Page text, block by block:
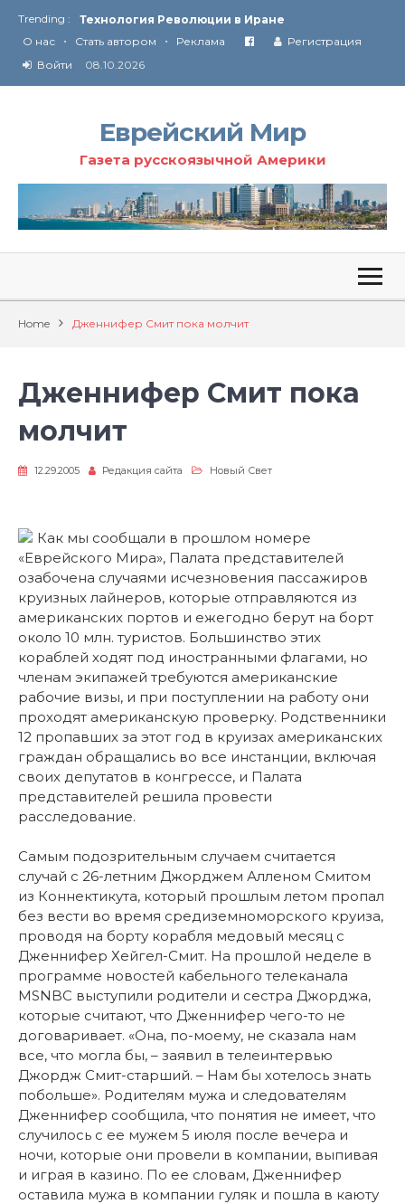
Trending :
Технология Революции в Иране
От Ирана до Ливана и Газы
О нас • Стать автором • Реклама
Регистрация
Войти
08.10.2026
Еврейский Мир
Газета русскоязычной Америки
Home Дженнифер Смит пока молчит
Дженнифер Смит пока
молчит
12.29.2005 Редакция сайта Новый Свет
Как мы сообщали в прошлом номере
«Еврейского Мира», Палата представителей
озабочена случаями исчезновения пассажиров
круизных лайнеров, которые отправляются из
американских портов и ежегодно берут на борт
около 10 млн. туристов. Большинство этих
кораблей ходят под иностранными флагами, но
членам экипажей требуются американские
рабочие визы, и при поступлении на работу они
проходят американскую проверку. Родственники
12 пропавших за этот год в круизах американских
граждан обращались во все инстанции, включая
своих депутатов в конгрессе, и Палата
представителей решила провести
расследование.
Самым подозрительным случаем считается
случай с 26-летним Джорджем Алленом Смитом
из Коннектикута, который прошлым летом пропал
без вести во время средиземноморского круиза,
проводя на борту корабля медовый месяц с
Дженнифер Хейгел-Смит. На прошлой неделе в
программе новостей кабельного телеканала
MSNBC выступили родители и сестра Джорджа,
которые считают, что Дженнифер чего-то не
договаривает. «Она, по-моему, не сказала нам
все, что могла бы, – заявил в телеинтервью
Джордж Смит-старший. – Нам бы хотелось знать
побольше». Родителям мужа и следователям
Дженнифер сообщила, что понятия не имеет, что
случилось с ее мужем 5 июля после вечера и
ночи, которые они провели в компании, выпивая
и играя в казино. По ее словам, Дженнифер
оставила мужа в компании гуляк и пошла в каюту